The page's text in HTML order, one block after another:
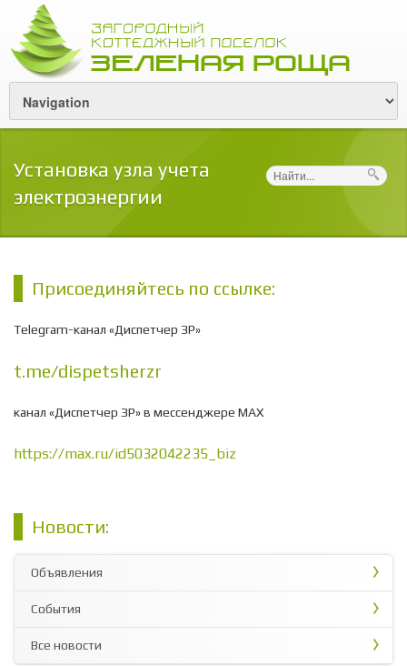
Установка узла учета
электроэнергии
Поиск
Присоединяйтесь по ссылке:
Telegram-канал «Диспетчер ЗР»
t.me/dispetsherzr
канал «Диспетчер ЗР» в мессенджере МАХ
https://max.ru/id5032042235_biz
Новости:
Объявления
События
Все новости